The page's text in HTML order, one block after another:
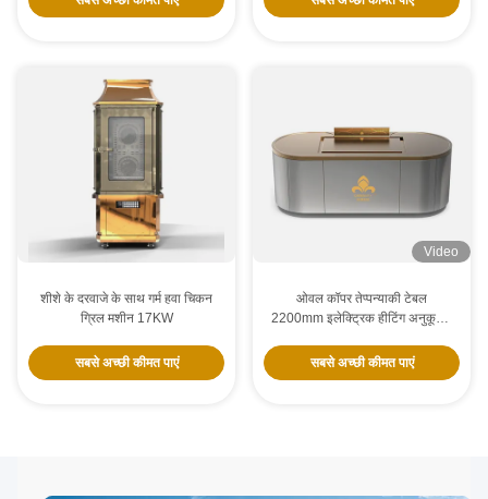
शीशे के दरवाजे के साथ गर्म हवा चिकन
ग्रिल मशीन 17KW
सबसे अच्छी कीमत पाएं
Video
ओवल कॉपर तेप्पन्याकी टेबल
2200mm इलेक्ट्रिक हीटिंग अनुकूलन
सबसे अच्छी कीमत पाएं